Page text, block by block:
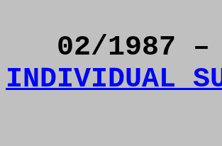
02/1987
INDIVIDUAL